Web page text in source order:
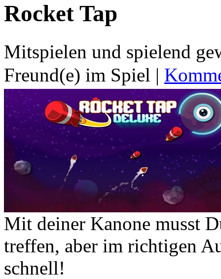
Rocket Tap
Mitspielen und spielend
Freund(e) im Spiel |
Mit deiner Kanone musst
treffen, aber im richtigen
schnell!